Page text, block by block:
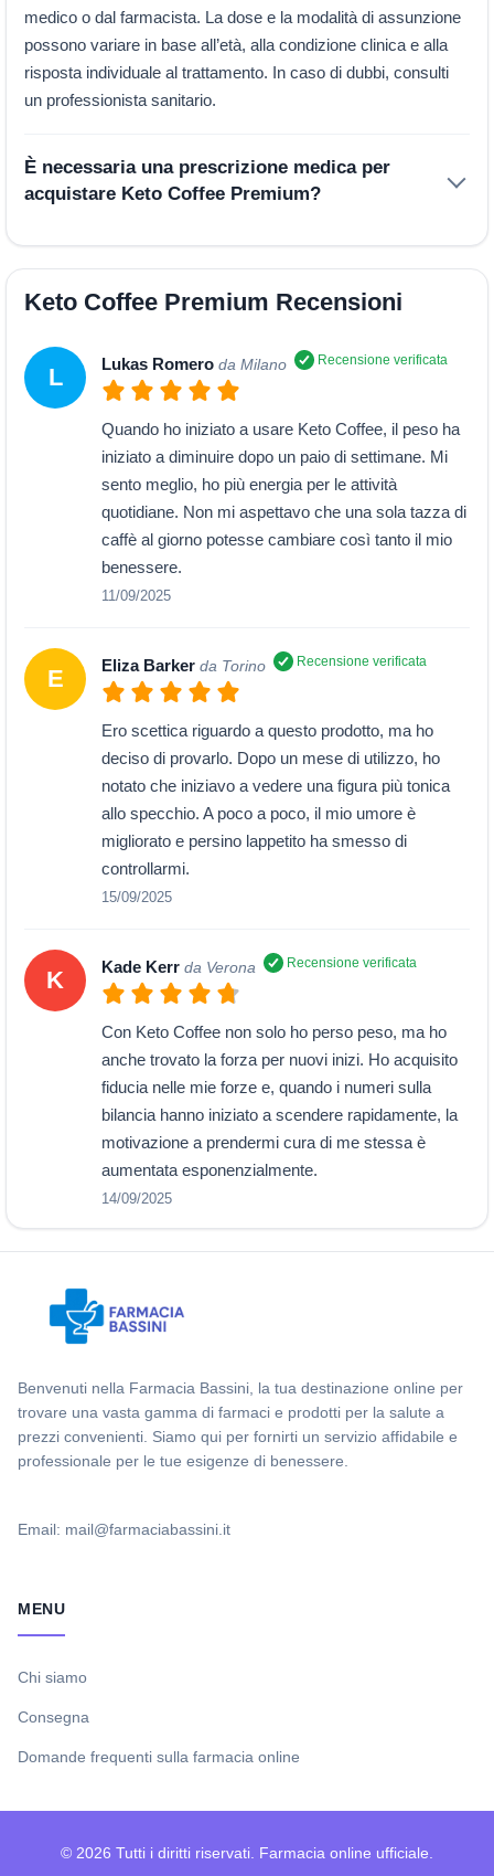
medico o dal farmacista. La dose e la modalità di assunzione
possono variare in base all’età, alla condizione clinica e alla
risposta individuale al trattamento. In caso di dubbi, consulti
un professionista sanitario.
È necessaria una prescrizione medica per
acquistare Keto Coffee Premium?
Keto Coffee Premium Recensioni
L Lukas Romero da Milano Recensione verificata
Quando ho iniziato a usare Keto Coffee, il peso ha
iniziato a diminuire dopo un paio di settimane. Mi
sento meglio, ho più energia per le attività
quotidiane. Non mi aspettavo che una sola tazza di
caffè al giorno potesse cambiare così tanto il mio
benessere.
11/09/2025
E Eliza Barker da Torino Recensione verificata
Ero scettica riguardo a questo prodotto, ma ho
deciso di provarlo. Dopo un mese di utilizzo, ho
notato che iniziavo a vedere una figura più tonica
allo specchio. A poco a poco, il mio umore è
migliorato e persino lappetito ha smesso di
controllarmi.
15/09/2025
K Kade Kerr da Verona Recensione verificata
Con Keto Coffee non solo ho perso peso, ma ho
anche trovato la forza per nuovi inizi. Ho acquisito
fiducia nelle mie forze e, quando i numeri sulla
bilancia hanno iniziato a scendere rapidamente, la
motivazione a prendermi cura di me stessa è
aumentata esponenzialmente.
14/09/2025
Benvenuti nella Farmacia Bassini, la tua destinazione online per
trovare una vasta gamma di farmaci e prodotti per la salute a
prezzi convenienti. Siamo qui per fornirti un servizio affidabile e
professionale per le tue esigenze di benessere.
Email: mail@farmaciabassini.it
MENU
Chi siamo
Consegna
Domande frequenti sulla farmacia online
© 2026 Tutti i diritti riservati. Farmacia online ufficiale.